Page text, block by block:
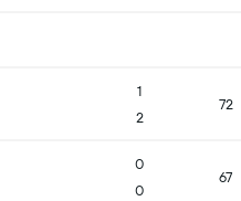
1
2
72
0
0
67